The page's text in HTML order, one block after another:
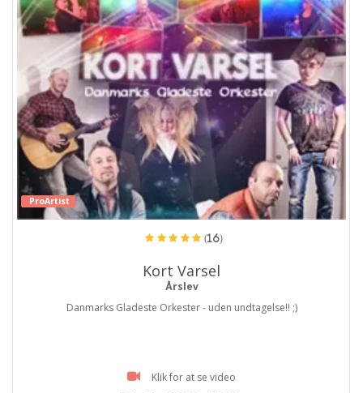
ProArtist
(16)
Kort Varsel
Årslev
Danmarks Gladeste Orkester - uden undtagelse!! ;)
Klik for at se video